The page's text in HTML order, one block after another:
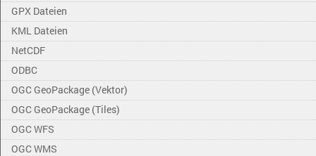
GPX Dateien
KML Dateien
NetCDF
ODBC
OGC GeoPackage (Vektor)
OGC GeoPackage (Tiles)
OGC WFS
OGC WMS